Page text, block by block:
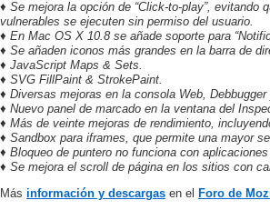
♦ Se mejora la opción de “Click-to-play”, evitando
vulnerables se ejecuten sin permiso del usuario.
♦ En Mac OS X 10.8 se añade soporte para
♦ Se añaden iconos más grandes en la barra de
♦ JavaScript Maps & Sets.
♦ SVG FillPaint & StrokePaint.
♦ Diversas mejoras en la consola Web, Debbugger
♦ Nuevo panel de marcado en la ventana del
♦ Más de veinte mejoras de rendimiento,
♦ Sandbox para iframes, que permite una mayor
♦ Bloqueo de puntero no funciona con aplicaciones
♦ Se mejora el scroll de página en los sitios con
Más información y descargas en el Foro de